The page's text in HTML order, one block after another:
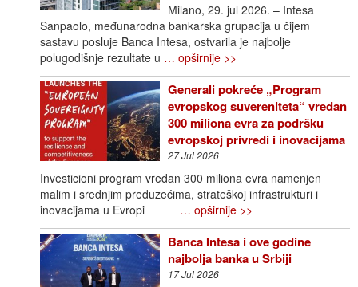
Milano, 29. jul 2026. – Intesa
Sanpaolo, međunarodna bankarska grupacija u čijem
sastavu posluje Banca Intesa, ostvarila je najbolje
polugodišnje rezultate u … opširnije >>
Generali pokreće „Program
evropskog suvereniteta“ vredan
300 miliona evra za podršku
evropskoj privredi i inovacijama
27 Jul 2026
Investicioni program vredan 300 miliona evra namenjen
malim i srednjim preduzećima, strateškoj infrastrukturi i
inovacijama u Evropi … opširnije >>
Banca Intesa i ove godine
najbolja banka u Srbiji
17 Jul 2026